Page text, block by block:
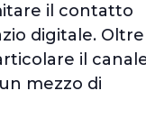
il contatto
digitale.
il
mezzo di